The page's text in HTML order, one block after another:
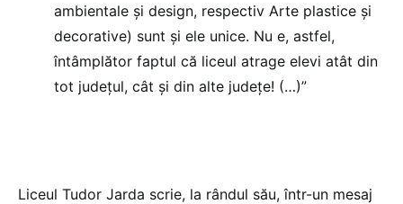
ambientale și design, respectiv Arte plastice și
decorative) sunt și ele unice. Nu e, astfel,
întâmplător faptul că liceul atrage elevi atât din
tot județul, cât și din alte județe! (…)”
Liceul Tudor Jarda scrie, la rândul său, într-un mesaj